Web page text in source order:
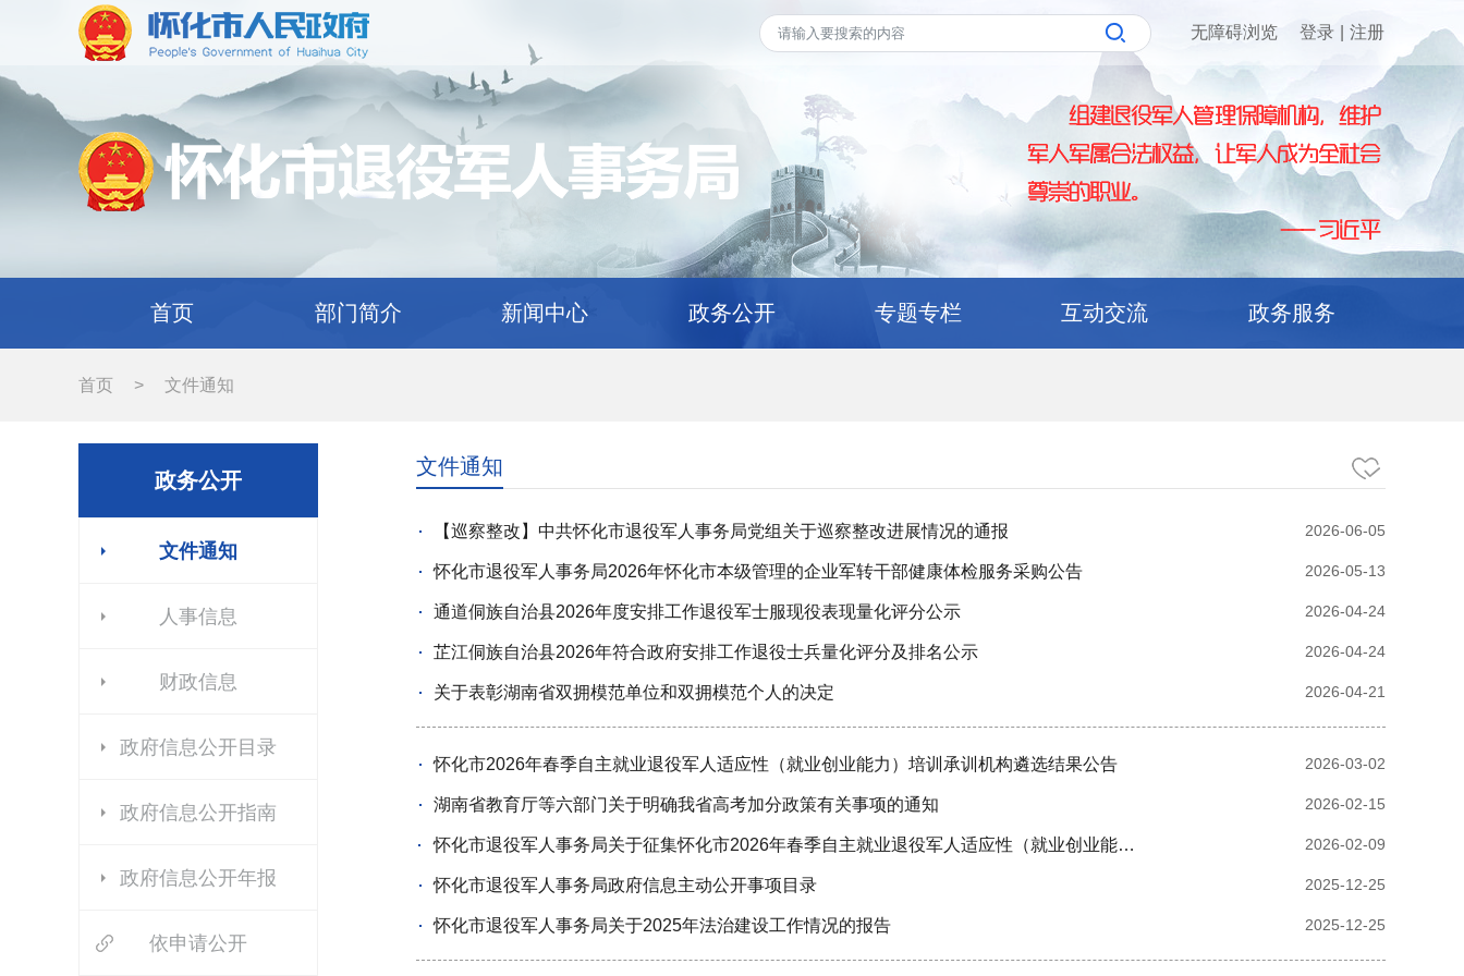
无障碍浏览 登录 注册
首页 部门简介 新闻中心 政务公开 专题专栏 互动交流 政务服务
首页 > 文件通知
政务公开
文件通知
人事信息
财政信息
政府信息公开目录
政府信息公开指南
政府信息公开年报
依申请公开
文件通知
【巡察整改】中共怀化市退役军人事务局党组关于巡察整改进展情况的通报 2026-06-05
怀化市退役军人事务局2026年怀化市本级管理的企业军转干部健康体检服务采购公告 2026-05-13
通道侗族自治县2026年度安排工作退役军士服现役表现量化评分公示 2026-04-24
芷江侗族自治县2026年符合政府安排工作退役士兵量化评分及排名公示 2026-04-24
关于表彰湖南省双拥模范单位和双拥模范个人的决定 2026-04-21
怀化市2026年春季自主就业退役军人适应性（就业创业能力）培训承训机构遴选结果公告 2026-03-02
湖南省教育厅等六部门关于明确我省高考加分政策有关事项的通知 2026-02-15
怀化市退役军人事务局关于征集怀化市2026年春季自主就业退役军人适应性（就业创业能力）培训机构的公告 2026-02-09
怀化市退役军人事务局政府信息主动公开事项目录 2025-12-25
怀化市退役军人事务局关于2025年法治建设工作情况的报告 2025-12-25